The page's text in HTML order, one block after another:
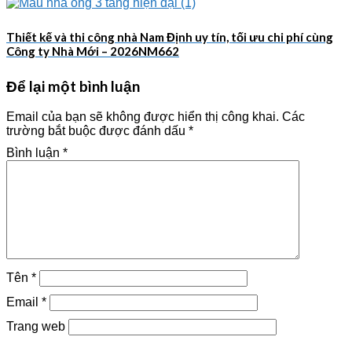
Thiết kế và thi công nhà Nam Định uy tín, tối ưu chi phí cùng
Công ty Nhà Mới – 2026NM662
Để lại một bình luận
Email của bạn sẽ không được hiển thị công khai. Các
trường bắt buộc được đánh dấu *
Bình luận *
Tên *
Email *
Trang web